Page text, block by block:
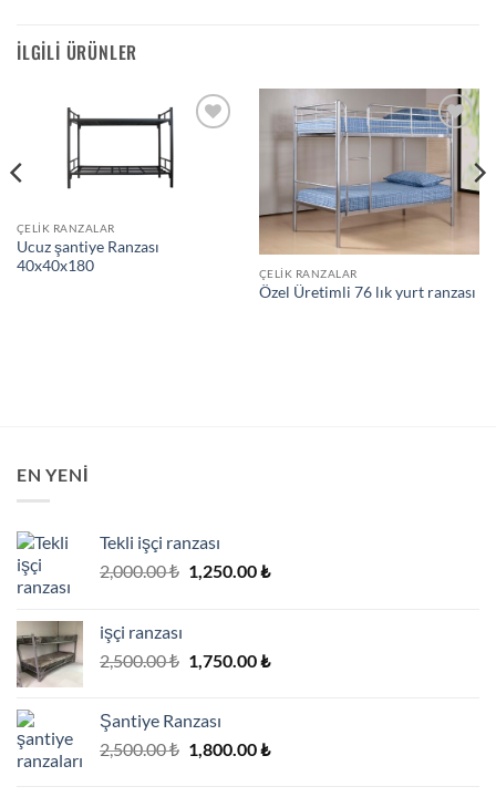
İLGILI ÜRÜNLER
ÇELIK RANZALAR
Ucuz şantiye Ranzası
40x40x180
Add to
ÇELIK RANZALAR
Özel Üretimli 76 lık yurt ranzası
EN YENI
Tekli işçi ranzası
2,000.00₺ Orijinal
1,250.00₺Şu
işçi ranzası
2,500.00₺ Orijinal
1,750.00₺Şu
Şantiye Ranzası
2,500.00₺ Orijinal
1,800.00₺Şu